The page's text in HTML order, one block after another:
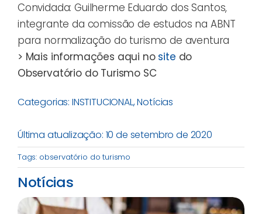
Convidada: Guilherme Eduardo dos Santos,
integrante da comissão de estudos na ABNT
para normalização do turismo de aventura
> Mais informações aqui no site do
Observatório do Turismo SC
Categorias: INSTITUCIONAL,Notícias
Última atualização: 10 de setembro de 2020
Tags: observatório do turismo
Notícias